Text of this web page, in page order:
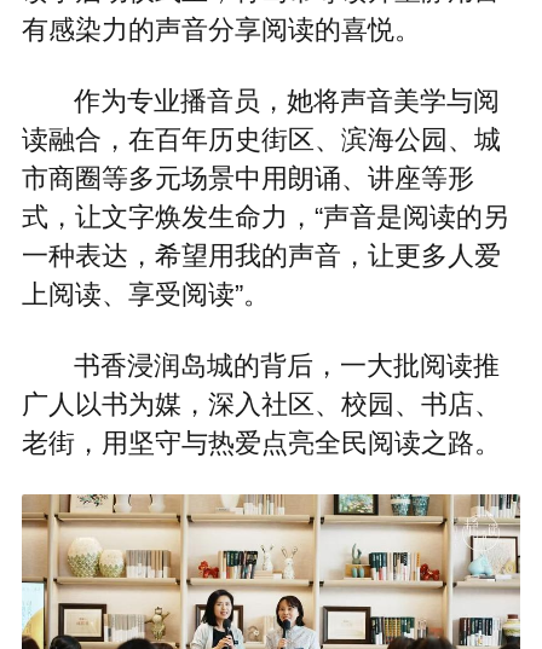
有感染力的声音分享阅读的喜悦。
作为专业播音员，她将声音美学与阅
读融合，在百年历史街区、滨海公园、城
市商圈等多元场景中用朗诵、讲座等形
式，让文字焕发生命力，“声音是阅读的另
一种表达，希望用我的声音，让更多人爱
上阅读、享受阅读”。
书香浸润岛城的背后，一大批阅读推
广人以书为媒，深入社区、校园、书店、
老街，用坚守与热爱点亮全民阅读之路。